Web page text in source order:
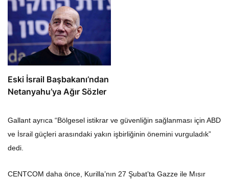
Eski İsrail Başbakanı’ndan
Netanyahu’ya Ağır Sözler
Gallant ayrıca “Bölgesel istikrar ve güvenliğin sağlanması için ABD
ve İsrail güçleri arasındaki yakın işbirliğinin önemini vurguladık”
dedi.
CENTCOM daha önce, Kurilla’nın 27 Şubat’ta Gazze ile Mısır